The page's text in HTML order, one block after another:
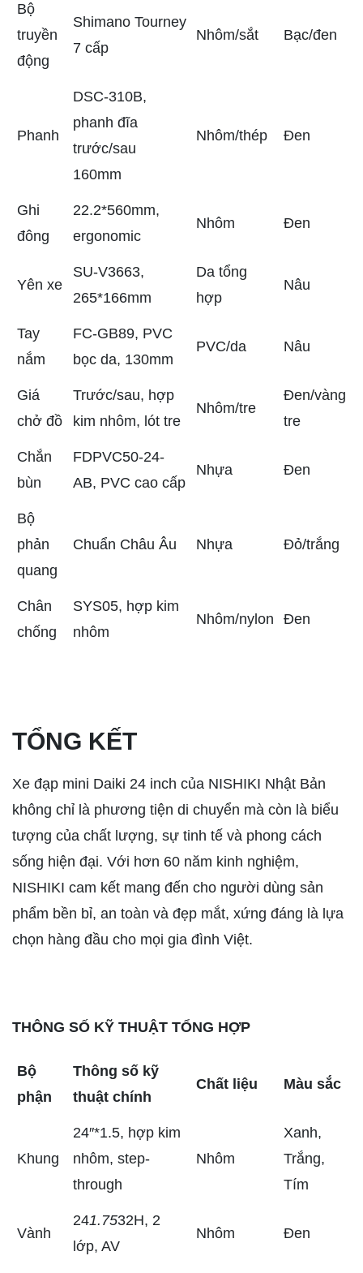
Bộ
truyền
động
Shimano Tourney
7 cấp
Nhôm/sắt Bạc/đen
Phanh
DSC-310B,
phanh đĩa
trước/sau
160mm
Nhôm/thép Đen
Ghi
đông
22.2*560mm,
ergonomic
Nhôm Đen
Yên xe
SU-V3663,
265*166mm
Da tổng
hợp
Nâu
Tay
nắm
FC-GB89, PVC
bọc da, 130mm
PVC/da Nâu
Giá
chở đồ
Trước/sau, hợp
kim nhôm, lót tre
Nhôm/tre
Đen/vàng
tre
Chắn
bùn
FDPVC50-24-
AB, PVC cao cấp
Nhựa Đen
Bộ
phản
quang
Chuẩn Châu Âu Nhựa Đỏ/trắng
Chân
chống
SYS05, hợp kim
nhôm
Nhôm/nylon Đen
TỔNG KẾT
Xe đạp mini Daiki 24 inch của NISHIKI Nhật Bản
không chỉ là phương tiện di chuyển mà còn là biểu
tượng của chất lượng, sự tinh tế và phong cách
sống hiện đại. Với hơn 60 năm kinh nghiệm,
NISHIKI cam kết mang đến cho người dùng sản
phẩm bền bỉ, an toàn và đẹp mắt, xứng đáng là lựa
chọn hàng đầu cho mọi gia đình Việt.
THÔNG SỐ KỸ THUẬT TỔNG HỢP
Bộ
phận
Thông số kỹ
thuật chính
Chất liệu Màu sắc
Khung
24″*1.5, hợp kim
nhôm, step-
through
Nhôm
Xanh,
Trắng,
Tím
Vành
241.7532H, 2
lớp, AV
Nhôm Đen